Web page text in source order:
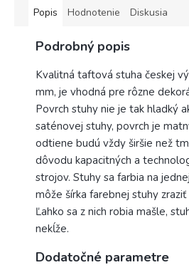
Popis Hodnotenie Diskusia
Podrobný popis
Kvalitná taftová stuha českej
mm, je vhodná pre rôzne
Povrch stuhy nie je tak hladký
saténovej stuhy, povrch je
odtiene budú vždy širšie než
dôvodu kapacitných a
strojov. Stuhy sa farbia na
môže šírka farebnej stuhy zraziť
Ľahko sa z nich robia mašle,
nekĺže.
Dodatočné parametre